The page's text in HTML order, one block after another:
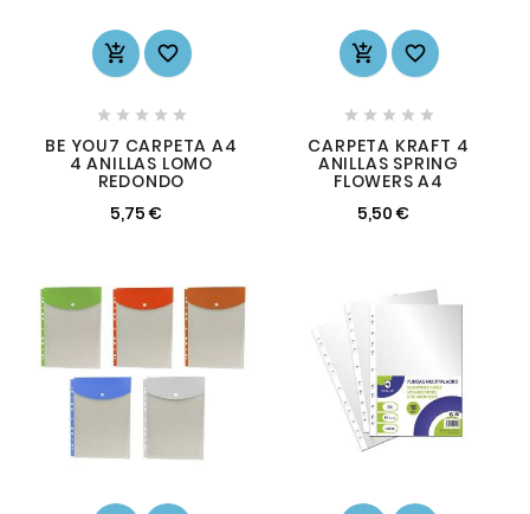
 
    
BE YOU7 CARPETA A4
4 ANILLAS LOMO
REDONDO
5,75 €
 
    
CARPETA KRAFT 4
ANILLAS SPRING
FLOWERS A4
5,50 €